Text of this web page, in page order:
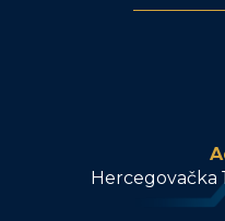
Hercegovačka